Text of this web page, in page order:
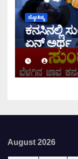
ಜ್ಯೋತಿಷ್ಯ
ಕನಸಿನಲ್ಲಿ
ಏನ್ ಅರ್ಥ
August 2026